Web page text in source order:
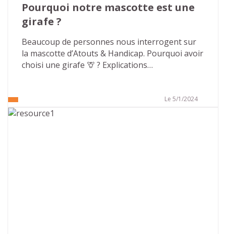
Pourquoi notre mascotte est une
girafe ?
Beaucoup de personnes nous interrogent sur
la mascotte d’Atouts & Handicap. Pourquoi avoir
choisi une girafe 🦒 ? Explications…
Le 5/1/2024